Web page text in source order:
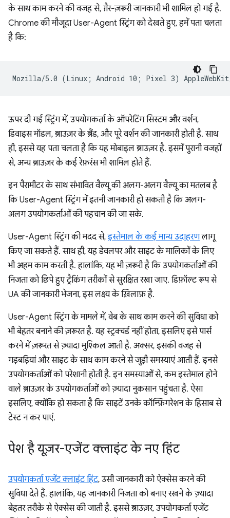
के साथ काम करने की वजह से, ग़ैर-ज़रूरी जानकारी भी शामिल हो गई है.
Chrome की मौजूदा User-Agent स्ट्रिंग को देखते हुए, हमें पता चलता
है कि:
ऊपर दी गई स्ट्रिंग में, उपयोगकर्ता के ऑपरेटिंग सिस्टम और वर्शन,
डिवाइस मॉडल, ब्राउज़र के ब्रैंड, और पूरे वर्शन की जानकारी होती है. साथ
ही, इससे यह पता चलता है कि यह मोबाइल ब्राउज़र है. इसमें पुरानी वजहों
से, अन्य ब्राउज़र के कई रेफ़रंस भी शामिल होते हैं.
इन पैरामीटर के साथ संभावित वैल्यू की अलग-अलग वैल्यू का मतलब है
कि User-Agent स्ट्रिंग में इतनी जानकारी हो सकती है कि अलग-
अलग उपयोगकर्ताओं की पहचान की जा सके.
User-Agent स्ट्रिंग की मदद से,इस्तेमाल के कई मान्य उदाहरणलागू
किए जा सकते हैं. साथ ही, यह डेवलपर और साइट के मालिकों के लिए
भी अहम काम करती है. हालांकि, यह भी ज़रूरी है कि उपयोगकर्ताओं की
निजता को छिपे हुए ट्रैकिंग तरीकों से सुरक्षित रखा जाए. डिफ़ॉल्ट रूप से
UA की जानकारी भेजना, इस लक्ष्य के ख़िलाफ़ है.
User-Agent स्ट्रिंग के मामले में, वेब के साथ काम करने की सुविधा को
भी बेहतर बनाने की ज़रूरत है. यह स्ट्रक्चर्ड नहीं होता, इसलिए इसे पार्स
करने में ज़रूरत से ज़्यादा मुश्किल आती है. अक्सर, इसकी वजह से
गड़बड़ियां और साइट के साथ काम करने से जुड़ी समस्याएं आती हैं. इनसे
उपयोगकर्ताओं को परेशानी होती है. इन समस्याओं से, कम इस्तेमाल होने
वाले ब्राउज़र के उपयोगकर्ताओं को ज़्यादा नुकसान पहुंचता है. ऐसा
इसलिए, क्योंकि हो सकता है कि साइटें उनके कॉन्फ़िगरेशन के हिसाब से
टेस्ट न कर पाएं.
पेश है यूज़र-एजेंट क्लाइंट के नए हिंट
उपयोगकर्ता एजेंट क्लाइंट हिंट, उसी जानकारी को ऐक्सेस करने की
सुविधा देते हैं. हालांकि, यह जानकारी निजता को बनाए रखने के ज़्यादा
बेहतर तरीके से ऐक्सेस की जाती है. इससे ब्राउज़र, उपयोगकर्ता एजेंट